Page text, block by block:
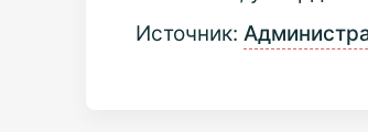
Источник: